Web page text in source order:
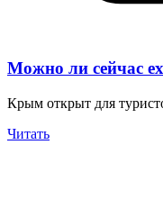
Можно ли сейчас
Крым открыт для
Читать